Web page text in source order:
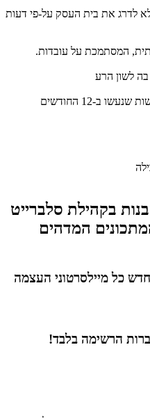
לדרג את בית העסק על-פי דעות
המסתמכת על עובדות.
לשון הרע
יש לכתוב חוות דעת על עסקאות ורכישות שנעשו ב-12 החודשים
בקהילת סלברייט
המדהים
כל מיילסרטוני העצמה
הרשימה בלבד!